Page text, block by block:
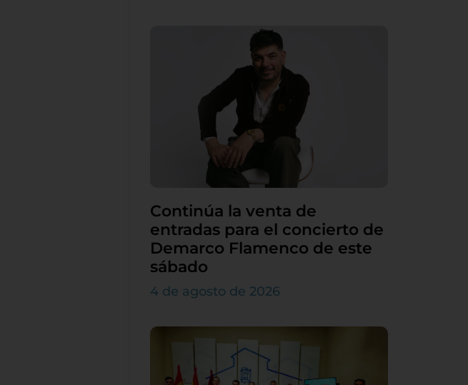
Continúa la venta de
entradas para el concierto de
Demarco Flamenco de este
sábado
4 de agosto de 2026